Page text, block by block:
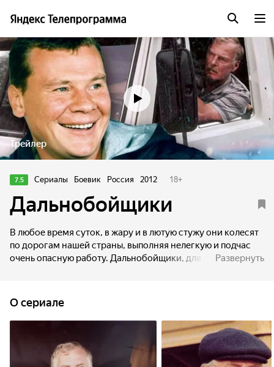
Трейлер
7.5 Сериалы Боевик Россия 2012 18+
Дальнобойщики
В любое время суток, в жару и в лютую стужу они колесят
по дорогам нашей страны, выполняя нелегкую и подчас
очень опасную работу. Дальнобойщики, для них каждый
риск и везение, и конечно — новые истории, правдивые и
невероятные! Бывалый шофер большегрузного трейлера
Федор Иваныч никак не может поладить со своим новым
напарником, легкомысленным и смешливым Сашком. Да
и что может быть общего у двух совершенно разных
характеров, двух разных поколений? Порой дело доходит
Развернуть
O сериале